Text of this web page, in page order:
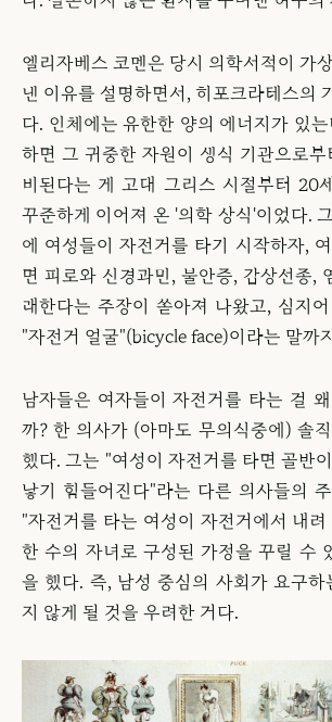
엘리자베스 코멘은 당시 의학서적이 가
낸 이유를 설명하면서, 히포크라테스의
다. 인체에는 유한한 양의 에너지가 있
하면 그 귀중한 자원이 생식 기관으로
비된다는 게 고대 그리스 시절부터 20
꾸준하게 이어져 온 '의학 상식'이었다.
에 여성들이 자전거를 타기 시작하자,
면 피로와 신경과민, 불안증, 갑상선종,
래한다는 주장이 쏟아져 나왔고, 심지
"자전거 얼굴"(bicycle face)이라는 말까
남자들은 여자들이 자전거를 타는 걸
까? 한 의사가 (아마도 무의식중에) 솔직
했다. 그는 "여성이 자전거를 타면 골반
낳기 힘들어진다"라는 다른 의사들의 주
"자전거를 타는 여성이 자전거에서 내
한 수의 자녀로 구성된 가정을 꾸릴 수
을 했다. 즉, 남성 중심의 사회가 요구하
지 않게 될 것을 우려한 거다.